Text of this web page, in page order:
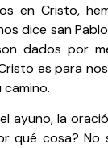
en Cristo,
dice san
dados por
es para
camino.
ayuno, la
qué cosa? No